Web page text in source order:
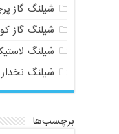
شیلنگ گاز
شیلنگ گاز
شیلنگ
شیلنگ
برچسب‌ها